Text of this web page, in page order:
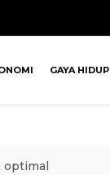
GAYA HIDUP
optimal